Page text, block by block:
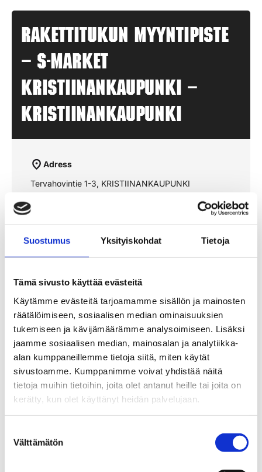
Suostumus Yksityiskohdat Tietoja
Tämä sivusto käyttää evästeitä
Käytämme evästeitä tarjoamamme sisällön ja mainosten
räätälöimiseen, sosiaalisen median ominaisuuksien
tukemiseen ja kävijämäärämme analysoimiseen. Lisäksi
jaamme sosiaalisen median, mainosalan ja analytiikka-
alan kumppaneillemme tietoja siitä, miten käytät
sivustoamme. Kumppanimme voivat yhdistää näitä
tietoja muihin tietoihin, joita olet antanut heille tai joita on
kerätty, kun olet käyttänyt heidän palvelujaan.
valinta
Välttämätön
Rakettitukun myyntipiste
– S-MARKET
KRISTIINANKAUPUNKI –
KRISTIINANKAUPUNKI
Adress
Tervahovintie 1-3, KRISTIINANKAUPUNKI
aukioloajat julkaistaan lähempänä sesonkia
Se rutten på kartan